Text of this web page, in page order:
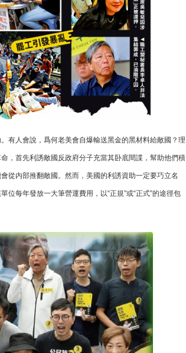
有人會說，爲何老美會自爆輸送黑金的黑材料給敵國？理
，首先利誘敵國反政府分子充當其卧底間諜，幫助他們積
從内部推翻敵國。然而，美國的利誘資助一定要巧立名
每年發放一大筆營運費用，以“正規”或“正式”的途徑包